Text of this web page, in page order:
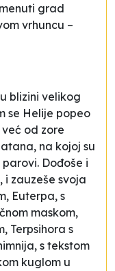
grad
vrhuncu –
blizini velikog
se Helije popeo
od zore
na kojoj su
Dođoše i
i zauzeše svoja
Euterpa, s
maskom,
Terpsihora s
s tekstom
kuglom u